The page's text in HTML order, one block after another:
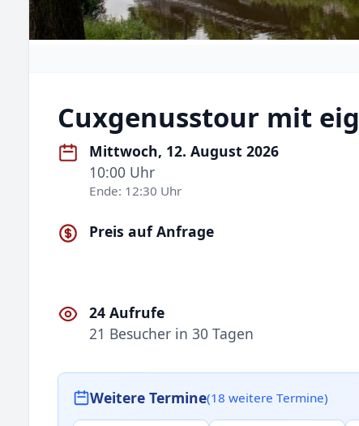
Cuxgenusstour mit
Mittwoch, 12. August 2026
10:00 Uhr
Ende: 12:30 Uhr
Preis auf Anfrage
24 Aufrufe
21 Besucher in 30 Tagen
Weitere Termine(18 weitere Termine)